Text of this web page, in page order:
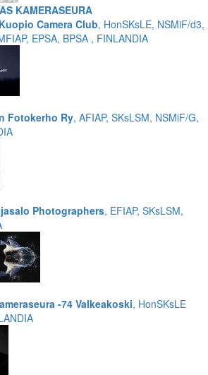
KAMERASEURA
Kuopio Camera Club, HonSKsLE, NSMiF/d3,
EPSA, BPSA , FINLANDIA
Fotokerho Ry, AFIAP, SKsLSM, NSMiF/G,
Photographers, EFIAP, SKsLSM,
-74 Valkeakoski, HonSKsLE